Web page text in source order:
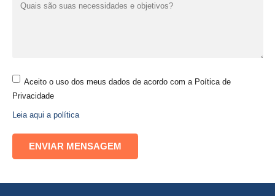
Aceito o uso dos meus dados de acordo com a Poítica de
Privacidade
Leia aqui a política